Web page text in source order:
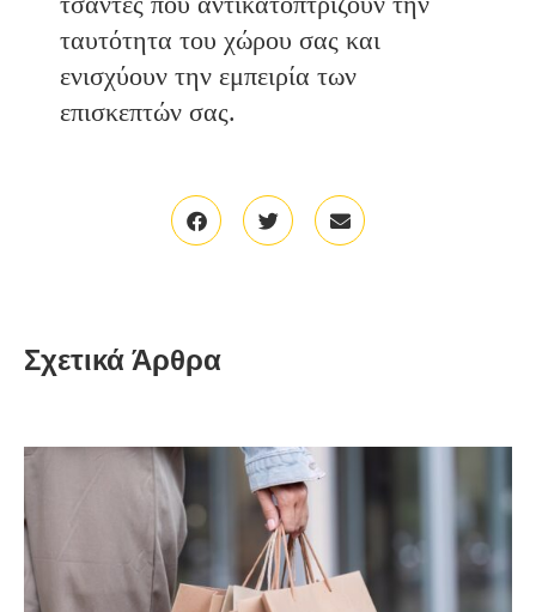
ταυτότητα του χώρου σας και
ενισχύουν την εμπειρία των
επισκεπτών σας.
Σχετικά Άρθρα